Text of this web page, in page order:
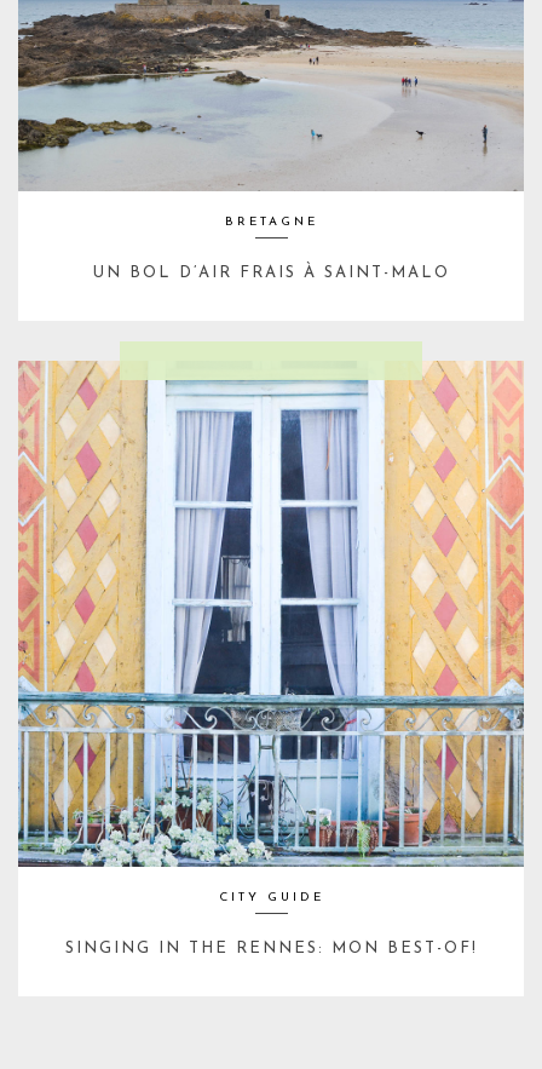
BRETAGNE
UN BOL D’AIR FRAIS À SAINT-MALO
CITY GUIDE
SINGING IN THE RENNES: MON BEST-OF!